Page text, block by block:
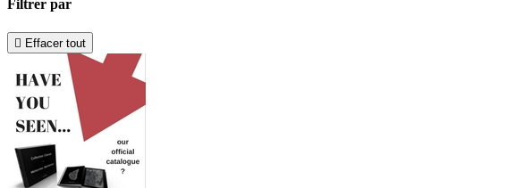
Filtrer par
 Effacer tout